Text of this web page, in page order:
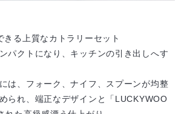
きる上質なカトラリーセット
パクトになり、キッチンの引き出しへす
は、フォーク、ナイフ、スプーンが均整
られ、端正なデザインと「LUCKYWOO